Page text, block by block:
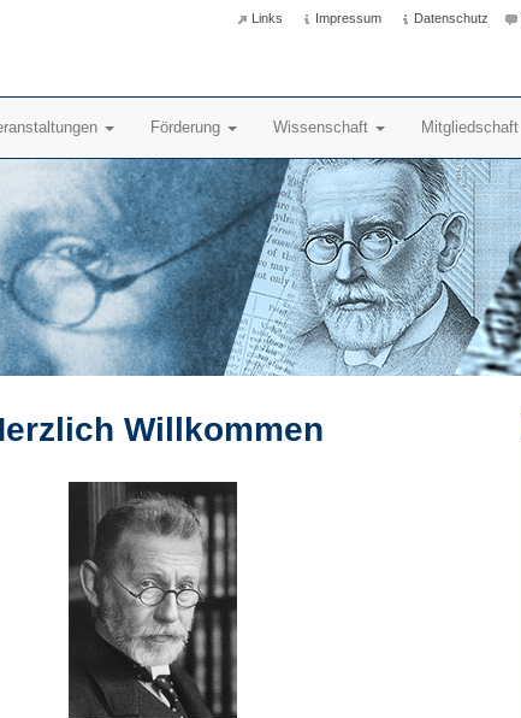
Förderung Wissenschaft Mitgliedschaft
Links Impressum Datenschutz
Willkommen